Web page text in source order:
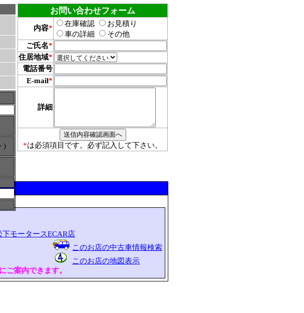
)
お問い合わせフォーム
内容*
在庫確認
お見積り
車の詳細
その他
ご氏名*
住居地域*
電話番号
E-mail*
詳細
*は必須項目です。必ず記入して下さい。
モータースECAR店
このお店の中古車情報検索
このお店の地図表示
ご案内できます。